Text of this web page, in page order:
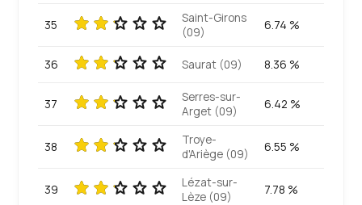
35
Saint-Girons
(09)
6.74 %
36 Saurat (09) 8.36 %
37
Serres-sur-
Arget (09)
6.42 %
38
Troye-
d'Ariège (09)
6.55 %
39
Lézat-sur-
Lèze (09)
7.78 %